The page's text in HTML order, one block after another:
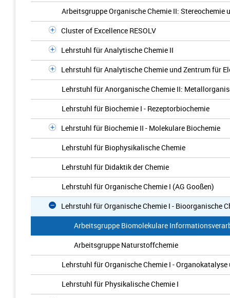
Arbeitsgruppe Organische Chemie II:
Cluster of Excellence RESOLV
Lehrstuhl für Analytische Chemie II
Lehrstuhl für Analytische Chemie und Zentrum für
Lehrstuhl für Anorganische Chemie II:
Lehrstuhl für Biochemie I - Rezeptorbiochemie
Lehrstuhl für Biochemie II - Molekulare Biochemie
Lehrstuhl für Biophysikalische Chemie
Lehrstuhl für Didaktik der Chemie
Lehrstuhl für Organische Chemie I (AG Gooßen)
Lehrstuhl für Organische Chemie I - Bioorganische
Arbeitsgruppe Biomolekulare
Arbeitsgruppe Naturstoffchemie
Lehrstuhl für Organische Chemie I -
Lehrstuhl für Physikalische Chemie I